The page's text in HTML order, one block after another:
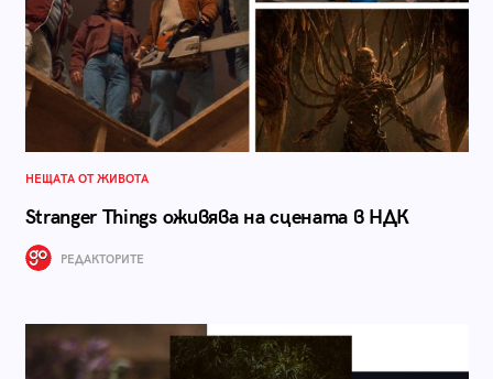
НЕЩАТА ОТ ЖИВОТА
Stranger Things оживява на сцената в НДК
РЕДАКТОРИТЕ